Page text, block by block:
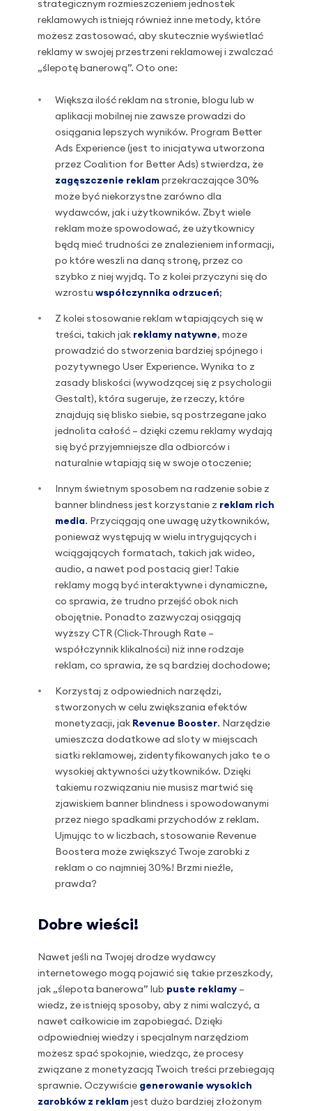
strategicznym rozmieszczeniem jednostek
reklamowych istnieją również inne metody, które
możesz zastosować, aby skutecznie wyświetlać
reklamy w swojej przestrzeni reklamowej i zwalczać
„ślepotę banerową”. Oto one:
Większa ilość reklam na stronie, blogu lub w
aplikacji mobilnej nie zawsze prowadzi do
osiągania lepszych wyników. Program Better
Ads Experience (jest to inicjatywa utworzona
przez Coalition for Better Ads) stwierdza, że
zagęszczenie reklam przekraczające 30%
może być niekorzystne zarówno dla
wydawców, jak i użytkowników. Zbyt wiele
reklam może spowodować, że użytkownicy
będą mieć trudności ze znalezieniem informacji,
po które weszli na daną stronę, przez co
szybko z niej wyjdą. To z kolei przyczyni się do
wzrostu współczynnika odrzuceń;
Z kolei stosowanie reklam wtapiających się w
treści, takich jak reklamy natywne, może
prowadzić do stworzenia bardziej spójnego i
pozytywnego User Experience. Wynika to z
zasady bliskości (wywodzącej się z psychologii
Gestalt), która sugeruje, że rzeczy, które
znajdują się blisko siebie, są postrzegane jako
jednolita całość – dzięki czemu reklamy wydają
się być przyjemniejsze dla odbiorców i
naturalnie wtapiają się w swoje otoczenie;
Innym świetnym sposobem na radzenie sobie z
banner blindness jest korzystanie z reklam rich
media. Przyciągają one uwagę użytkowników,
ponieważ występują w wielu intrygujących i
wciągających formatach, takich jak wideo,
audio, a nawet pod postacią gier! Takie
reklamy mogą być interaktywne i dynamiczne,
co sprawia, że trudno przejść obok nich
obojętnie. Ponadto zazwyczaj osiągają
wyższy CTR (Click-Through Rate –
współczynnik klikalności) niż inne rodzaje
reklam, co sprawia, że są bardziej dochodowe;
Korzystaj z odpowiednich narzędzi,
stworzonych w celu zwiększania efektów
monetyzacji, jak Revenue Booster. Narzędzie
umieszcza dodatkowe ad sloty w miejscach
siatki reklamowej, zidentyfikowanych jako te o
wysokiej aktywności użytkowników. Dzięki
takiemu rozwiązaniu nie musisz martwić się
zjawiskiem banner blindness i spowodowanymi
przez niego spadkami przychodów z reklam.
Ujmując to w liczbach, stosowanie Revenue
Boostera może zwiększyć Twoje zarobki z
reklam o co najmniej 30%! Brzmi nieźle,
prawda?
Dobre wieści!
Nawet jeśli na Twojej drodze wydawcy
internetowego mogą pojawić się takie przeszkody,
jak „ślepota banerowa” lub puste reklamy –
wiedz, że istnieją sposoby, aby z nimi walczyć, a
nawet całkowicie im zapobiegać. Dzięki
odpowiedniej wiedzy i specjalnym narzędziom
możesz spać spokojnie, wiedząc, że procesy
związane z monetyzacją Twoich treści przebiegają
sprawnie. Oczywiście generowanie wysokich
zarobków z reklam jest dużo bardziej złożonym